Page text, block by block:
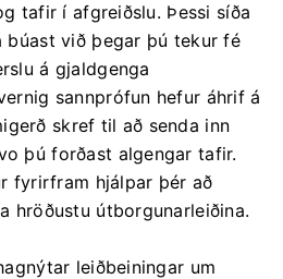
tafir í afgreiðslu. Þessi síða
búast við þegar þú tekur fé
á gjaldgenga
sannprófun hefur áhrif á
skref til að senda inn
þú forðast algengar tafir.
fyrirfram hjálpar þér að
hröðustu útborgunarleiðina.
leiðbeiningar um